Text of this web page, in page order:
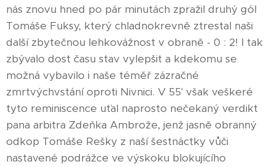
nás znovu hned po pár minutách zpražil druhý gól
Tomáše Fuksy, který chladnokrevně ztrestal naši
další zbytečnou lehkovážnost v obraně - 0 : 2! I tak
zbývalo dost času stav vylepšit a kdekomu se
možná vybavilo i naše téměř zázračné
zmrtvýchvstání oproti Nivnici. V 55' však veškeré
tyto reminiscence uťal naprosto nečekaný verdikt
pana arbitra Zdeňka Ambrože, jenž jasně obranný
odkop Tomáše Rešky z naší šestnáctky vůči
nastavené podrážce ve výskoku blokujícího